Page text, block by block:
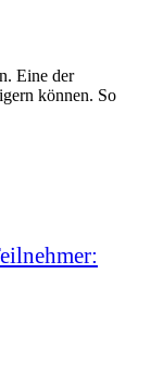
Eine der
können. So